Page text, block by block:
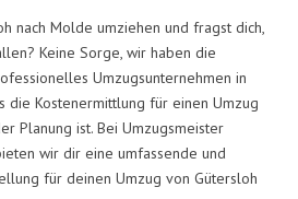
nach Molde umziehen und fragst dich,
Keine Sorge, wir haben die
Umzugsunternehmen in
die Kostenermittlung für einen Umzug
Planung ist. Bei Umzugsmeister
wir dir eine umfassende und
für deinen Umzug von Gütersloh